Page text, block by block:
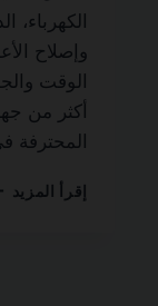
الكهرباء،
وإصلاح
الوقت
أكثر من
المحترفة
إقرأ المزيد